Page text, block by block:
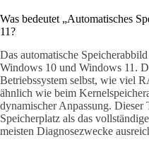
Was bedeutet „Automatisches
11?
Das automatische
Windows 10 und Windows 11.
Betriebssystem selbst, wie viel
ähnlich wie beim
dynamischer Anpassung.
Speicherplatz als das
meisten Diagnosezwecke